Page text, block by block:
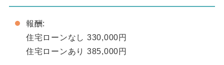
報酬:
住宅ローンなし 330,000円
住宅ローンあり 385,000円